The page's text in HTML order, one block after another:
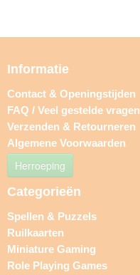
Informatie
Contact & Openingstijden
FAQ / Veel gestelde vragen
Verzenden & Retourneren
Algemene Voorwaarden
Herroeping
Categorieën
Spellen & Puzzels
Ruilkaarten
Miniature Gaming
Role Playing Games